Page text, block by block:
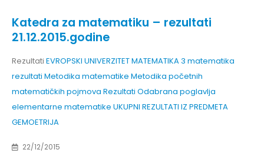
Katedra za matematiku – rezultati
21.12.2015.godine
Rezultati EVROPSKI UNIVERZITET MATEMATIKA 3 matematika
rezultati Metodika matematike Metodika početnih
matematičkih pojmova Rezultati Odabrana poglavlja
elementarne matematike UKUPNI REZULTATI IZ PREDMETA
GEMOETRIJA
22/12/2015